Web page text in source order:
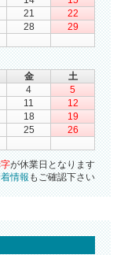
21
22
28
29
金
土
4
5
11
12
18
19
25
26
が休業日となります
情報 もご確認下さい